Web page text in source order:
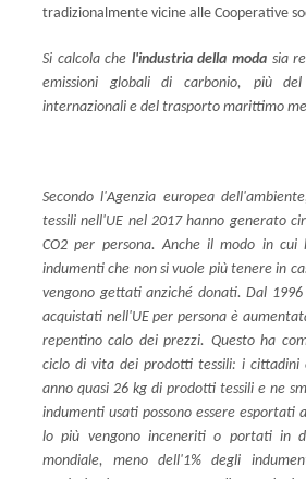
tradizionalmente vicine alle Cooperative
Si calcola che l'industria della moda sia
emissioni globali di carbonio, più
internazionali e del trasporto marittimo
Secondo l'Agenzia europea
tessili nell'UE nel 2017 hanno generato
CO2 per persona. Anche il modo in cui
indumenti che non si vuole più tenere in
vengono gettati anziché donati. Dal
acquistati nell'UE per persona è
repentino calo dei prezzi. Questo ha
ciclo di vita dei prodotti tessili: i cittadini
anno quasi 26 kg di prodotti tessili e ne
indumenti usati possono essere esportati
lo più vengono inceneriti o portati in
mondiale, meno dell'1% degli